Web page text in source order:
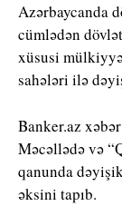
Azərbaycanda
cümlədən dövlət
xüsusi
sahələri ilə
Banker.az
Məcəllədə və
qanunda
əksini tapıb.